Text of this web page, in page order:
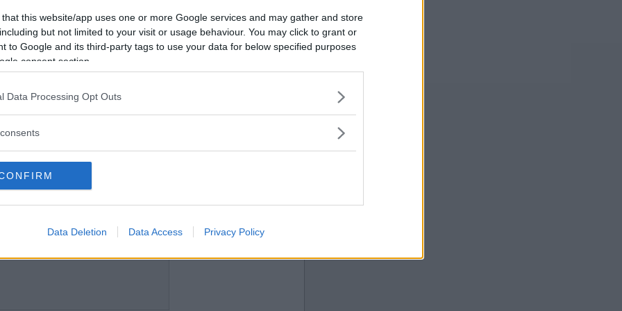
that this website/app uses one or more Google services and may gather and store
but not limited to your visit or usage behaviour. You may click to grant or
to Google and its third-party tags to use your data for below specified purposes
consent section.
Data Processing Opt Outs
Data Deletion Data Access Privacy Policy
Vill du bli
medlem?